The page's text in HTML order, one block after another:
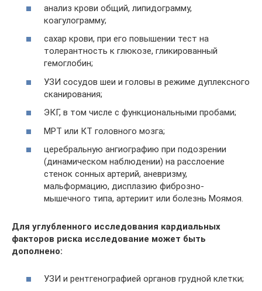
анализ крови общий, липидограмму,
коагулограмму;
сахар крови, при его повышении тест на
толерантность к глюкозе, гликированный
гемоглобин;
УЗИ сосудов шеи и головы в режиме дуплексного
сканирования;
ЭКГ, в том числе с функциональными пробами;
МРТ или КТ головного мозга;
церебральную ангиографию при подозрении
(динамическом наблюдении) на расслоение
стенок сонных артерий, аневризму,
мальформацию, дисплазию фиброзно-
мышечного типа, артериит или болезнь Моямоя.
Для углубленного исследования кардиальных
факторов риска исследование может быть
дополнено:
УЗИ и рентгенографией органов грудной клетки;